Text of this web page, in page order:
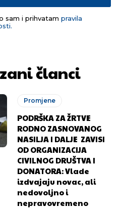
sam i prihvatam pravila
članci
Promjene
PODRŠKA ZA ŽRTVE
RODNO ZASNOVANOG
NASILJA I DALJE ZAVISI
OD ORGANIZACIJA
CIVILNOG DRUŠTVA I
DONATORA: Vlade
izdvajaju novac, ali
nedovoljno i
nepravovremeno